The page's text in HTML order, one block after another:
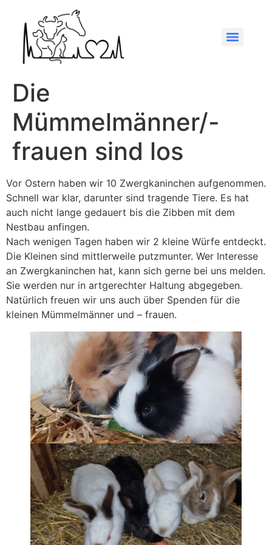
Die
Mümmelmänner/-
frauen sind los
Vor Ostern haben wir 10 Zwergkaninchen aufgenommen.
Schnell war klar, darunter sind tragende Tiere. Es hat
auch nicht lange gedauert bis die Zibben mit dem
Nestbau anfingen.
Nach wenigen Tagen haben wir 2 kleine Würfe entdeckt.
Die Kleinen sind mittlerweile putzmunter. Wer Interesse
an Zwergkaninchen hat, kann sich gerne bei uns melden.
Sie werden nur in artgerechter Haltung abgegeben.
Natürlich freuen wir uns auch über Spenden für die
kleinen Mümmelmänner und – frauen.